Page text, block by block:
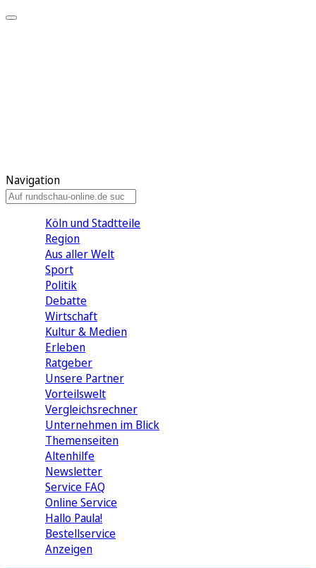
Navigation
Köln und Stadtteile
Region
Aus aller Welt
Sport
Politik
Debatte
Wirtschaft
Kultur & Medien
Erleben
Ratgeber
Unsere Partner
Vorteilswelt
Vergleichsrechner
Unternehmen im Blick
Themenseiten
Altenhilfe
Newsletter
Service FAQ
Online Service
Hallo Paula!
Bestellservice
Anzeigen